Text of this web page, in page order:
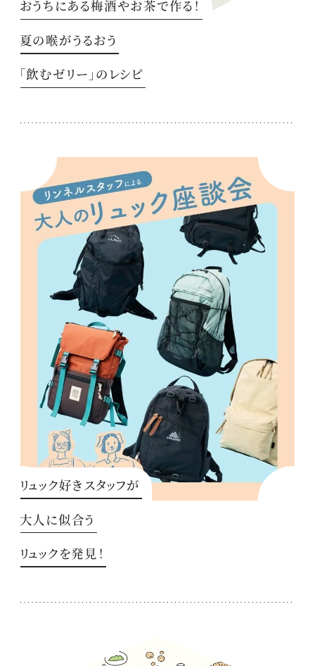
おうちにある梅酒やお茶で作る！
夏の喉がうるおう
「飲むゼリー」のレシピ
リュック好きスタッフが
大人に似合う
リュックを発見！